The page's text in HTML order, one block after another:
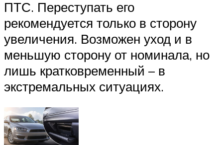
ПТС. Переступать его
рекомендуется только в сторону
увеличения. Возможен уход и в
меньшую сторону от номинала, но
лишь кратковременный – в
экстремальных ситуациях.